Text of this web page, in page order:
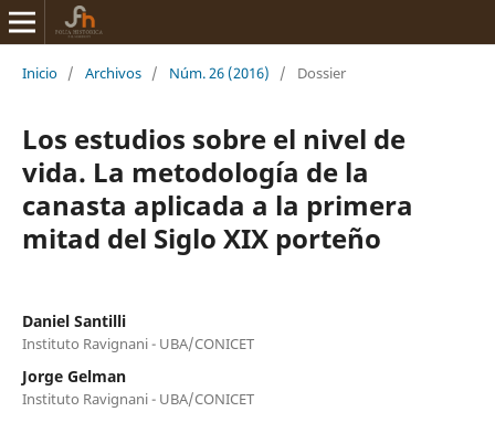
Inicio / Archivos / Núm. 26 (2016) / Dossier
Los estudios sobre el nivel de
vida. La metodología de la
canasta aplicada a la primera
mitad del Siglo XIX porteño
Daniel Santilli
Instituto Ravignani - UBA/CONICET
Jorge Gelman
Instituto Ravignani - UBA/CONICET